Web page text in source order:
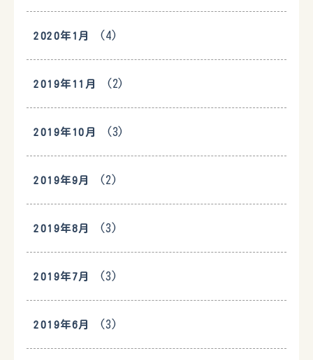
2020年1月 (4)
2019年11月 (2)
2019年10月 (3)
2019年9月 (2)
2019年8月 (3)
2019年7月 (3)
2019年6月 (3)